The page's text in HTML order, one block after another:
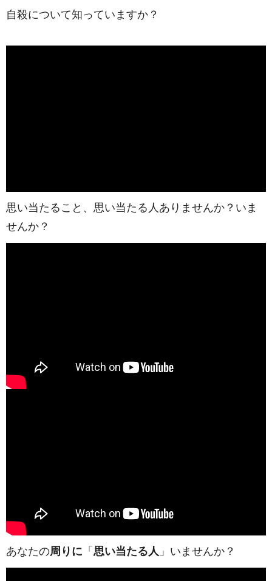
自殺について知っていますか？
思い当たること、思い当たる人ありませんか？いま
せんか？
あなたの周りに 「 思い当たる人 」いませんか？